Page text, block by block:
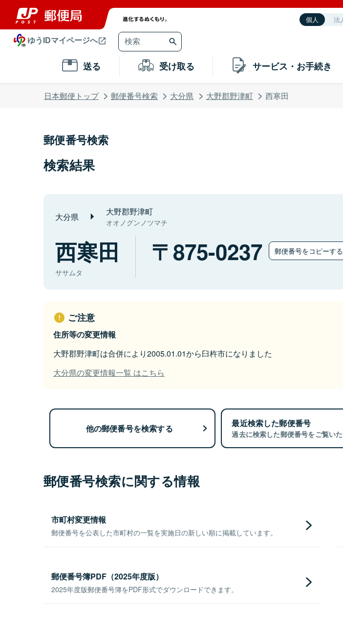
個人 法
ゆうIDマイページへ
送る 受け取る サービス・お手続き
日本郵便トップ 郵便番号検索 大分県 大野郡野津町 西寒田
郵便番号検索
検索結果
大分県 大野郡野津町
オオノグンノツマチ
西寒田
ササムタ
875-0237 郵便番号をコピーする
ご注意
住所等の変更情報
大野郡野津町は合併により2005.01.01から臼杵市になりました
大分県の変更情報一覧 はこちら
他の郵便番号を検索する 最近検索した郵便番号
過去に検索した郵便番号をご覧いた
郵便番号検索に関する情報
市町村変更情報
郵便番号を公表した市町村の一覧を実施日の新しい順に掲載しています。
郵便番号簿PDF（2025年度版）
2025年度版郵便番号簿をPDF形式でダウンロードできます。